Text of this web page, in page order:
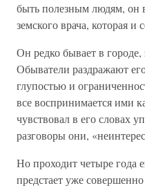
быть полезным людям, он
земского врача, которая и
Он редко бывает в
Обыватели раздражают
глупостью и
все воспринимается ими
чувствовал в его словах
разговоры они,
Но проходит четыре года
предстает уже